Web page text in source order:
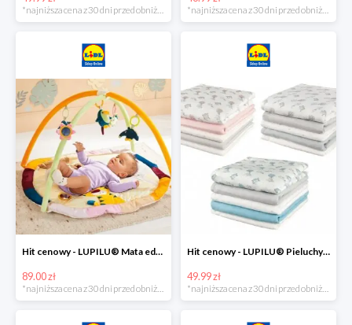
Hit cenowy - LUPILU® Mata edukacyjna dla niemowląt, 1 sztuka
89.00 zł
*najniższa cena z 30 dni przed obniżką
Hit cenowy - LUPILU® Pieluchy tetrowe 80x80 cm, z biobawełny, 5 sztuk
49.99 zł
*najniższa cena z 30 dni przed obniżką